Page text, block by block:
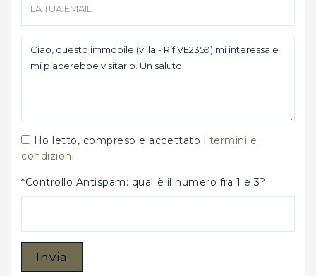
Ho letto, compreso e accettato i termini e
condizioni.
*Controllo Antispam: qual è il numero fra 1 e 3?
Invia